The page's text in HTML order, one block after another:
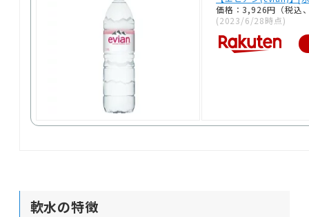
価格：3,926円（税込
(2023/6/28時点)
軟水の特徴